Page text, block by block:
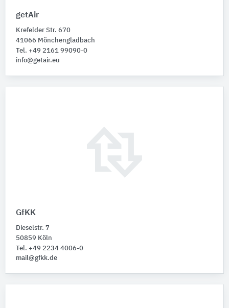
getAir
Krefelder Str. 670
41066 Mönchengladbach
Tel. +49 2161 99090-0
info@getair.eu
GfKK
Dieselstr. 7
50859 Köln
Tel. +49 2234 4006-0
mail@gfkk.de